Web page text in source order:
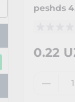
peshds
0.22